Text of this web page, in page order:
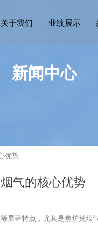
关于我们 业绩展示
新闻中心
优势
气的核心优势
著特点，尤其是焦炉荒